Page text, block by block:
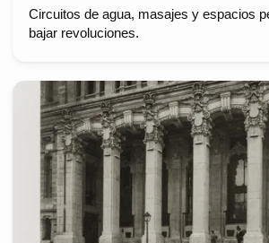
Circuitos de agua, masajes y espacios
bajar revoluciones.